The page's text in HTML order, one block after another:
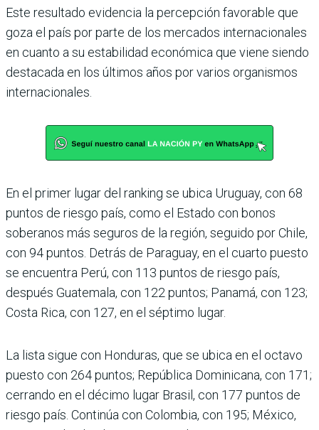
Este resultado evidencia la percepción favorable que
goza el país por parte de los mercados internacionales
en cuanto a su estabilidad económica que viene siendo
destacada en los últimos años por varios organismos
inter­nacionales.
En el primer lugar del ran­king se ubica Uruguay, con 68
puntos de riesgo país, como el Estado con bonos
soberanos más seguros de la región, seguido por Chile,
con 94 puntos. Detrás de Para­guay, en el cuarto puesto
se encuentra Perú, con 113 pun­tos de riesgo país,
después Guatemala, con 122 puntos; Panamá, con 123;
Costa Rica, con 127, en el séptimo lugar.
La lista sigue con Hondu­ras, que se ubica en el octavo
puesto con 264 puntos; República Dominicana, con 171;
cerrando en el décimo lugar Brasil, con 177 puntos de
riesgo país. Continúa con Colombia, con 195; México,